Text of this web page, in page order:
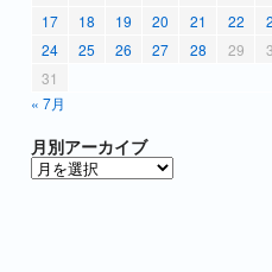
« 7月
17
18 19 20 21 22
24
25 26 27 28 29
31
月別アーカイブ